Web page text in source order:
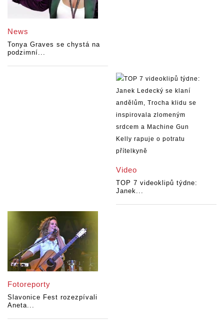
News
Tonya Graves se chystá na
podzimní...
Video
TOP 7 videoklipů týdne:
Janek...
Fotoreporty
Slavonice Fest rozezpívali
Aneta...